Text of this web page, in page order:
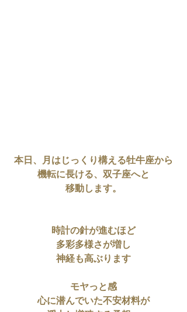
本日、月はじっくり構える牡牛座から
機転に長ける、双子座へと
移動します。
時計の針が進むほど
多彩多様さが増し
神経も高ぶります
モヤっと感
心に潜んでいた不安材料が